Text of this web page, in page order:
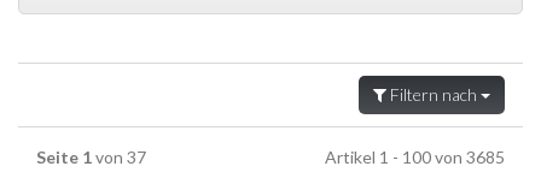
Filtern nach
Seite 1von 37 Artikel 1 - 100 von 3685